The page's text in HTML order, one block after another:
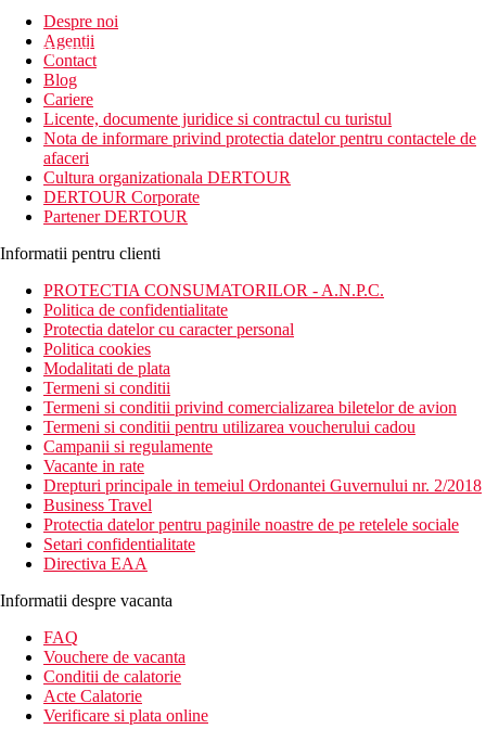
newsletter!
Despre noi
Agentii
Contact
Blog
Cariere
Licente, documente juridice si contractul cu turistul
Nota de informare privind protectia datelor pentru contactele de
afaceri
Cultura organizationala DERTOUR
DERTOUR Corporate
Partener DERTOUR
Informatii pentru clienti
PROTECTIA CONSUMATORILOR - A.N.P.C.
Politica de confidentialitate
Protectia datelor cu caracter personal
Politica cookies
Modalitati de plata
Termeni si conditii
Termeni si conditii privind comercializarea biletelor de avion
Termeni si conditii pentru utilizarea voucherului cadou
Campanii si regulamente
Vacante in rate
Drepturi principale in temeiul Ordonantei Guvernului nr. 2/2018
Business Travel
Protectia datelor pentru paginile noastre de pe retelele sociale
Setari confidentialitate
Directiva EAA
Informatii despre vacanta
FAQ
Vouchere de vacanta
Conditii de calatorie
Acte Calatorie
Verificare si plata online